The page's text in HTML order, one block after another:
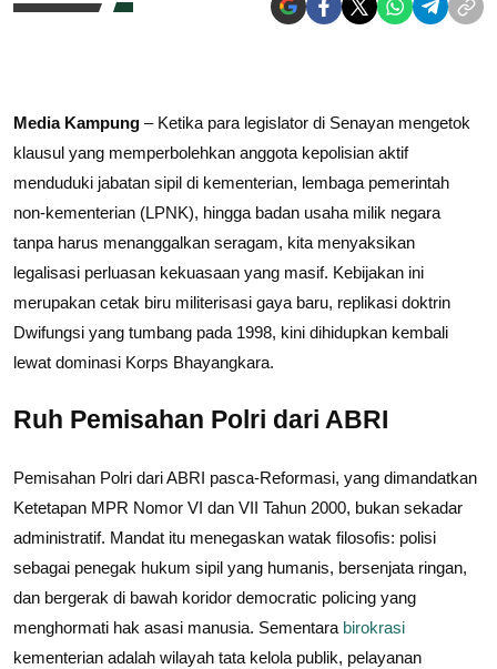
Media Kampung – Ketika para legislator di Senayan mengetok
klausul yang memperbolehkan anggota kepolisian aktif
menduduki jabatan sipil di kementerian, lembaga pemerintah
non-kementerian (LPNK), hingga badan usaha milik negara
tanpa harus menanggalkan seragam, kita menyaksikan
legalisasi perluasan kekuasaan yang masif. Kebijakan ini
merupakan cetak biru militerisasi gaya baru, replikasi doktrin
Dwifungsi yang tumbang pada 1998, kini dihidupkan kembali
lewat dominasi Korps Bhayangkara.
Ruh Pemisahan Polri dari ABRI
Pemisahan Polri dari ABRI pasca-Reformasi, yang dimandatkan
Ketetapan MPR Nomor VI dan VII Tahun 2000, bukan sekadar
administratif. Mandat itu menegaskan watak filosofis: polisi
sebagai penegak hukum sipil yang humanis, bersenjata ringan,
dan bergerak di bawah koridor democratic policing yang
menghormati hak asasi manusia. Sementara birokrasi
kementerian adalah wilayah tata kelola publik, pelayanan